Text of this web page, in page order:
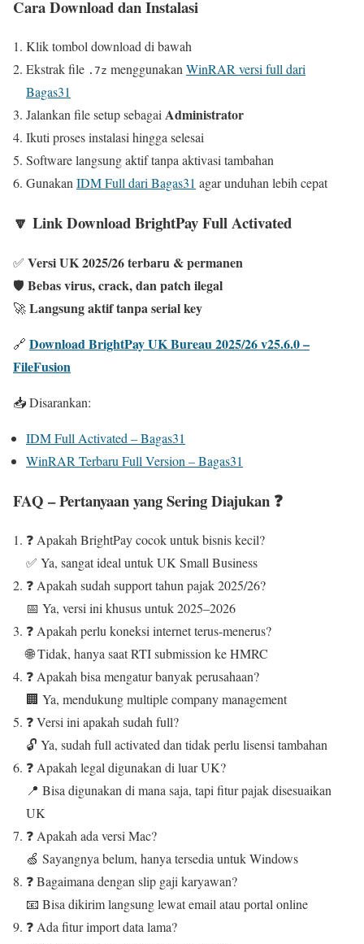
Cara Download dan Instalasi
Klik tombol download di bawah
Ekstrak file .7z menggunakanWinRAR versi full dari
Bagas31
Jalankan file setup sebagaiAdministrator
Ikuti proses instalasi hingga selesai
Software langsung aktif tanpa aktivasi tambahan
GunakanIDM Full dari Bagas31 agar unduhan lebih cepat
🔽 Link Download BrightPay Full Activated
✅ Versi UK 2025/26 terbaru & permanen
🛡️ Bebas virus, crack, dan patch ilegal
🚀Langsung aktif tanpa serial key
🔗 Download BrightPay UK Bureau 2025/26 v25.6.0 –
FileFusion
📥 Disarankan:
IDM Full Activated – Bagas31
WinRAR Terbaru Full Version – Bagas31
FAQ – Pertanyaan yang Sering Diajukan ❓
❓ Apakah BrightPay cocok untuk bisnis kecil?
✅ Ya, sangat ideal untuk UK Small Business
❓ Apakah sudah support tahun pajak 2025/26?
📅 Ya, versi ini khusus untuk 2025–2026
❓ Apakah perlu koneksi internet terus-menerus?
🌐 Tidak, hanya saat RTI submission ke HMRC
❓ Apakah bisa mengatur banyak perusahaan?
🏢 Ya, mendukung multiple company management
❓ Versi ini apakah sudah full?
🔓 Ya, sudah full activated dan tidak perlu lisensi tambahan
❓ Apakah legal digunakan di luar UK?
📍 Bisa digunakan di mana saja, tapi fitur pajak disesuaikan
UK
❓ Apakah ada versi Mac?
🍏 Sayangnya belum, hanya tersedia untuk Windows
❓ Bagaimana dengan slip gaji karyawan?
📧 Bisa dikirim langsung lewat email atau portal online
❓ Ada fitur import data lama?